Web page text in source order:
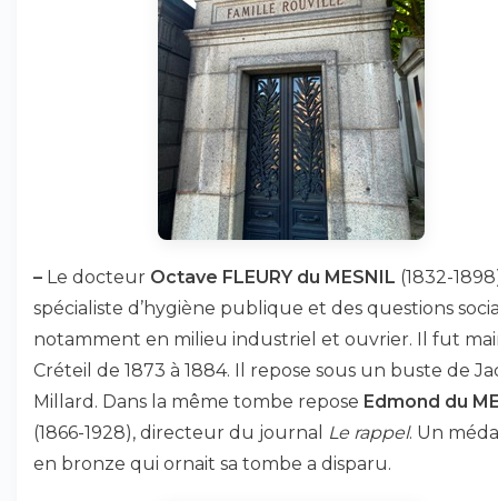
– Le docteur Octave FLEURY du MESNIL (1832-
spécialiste d’hygiène publique et des questions
notamment en milieu industriel et ouvrier. Il fut
Créteil de 1873 à 1884. Il repose sous un buste de
Millard. Dans la même tombe repose Edmond du
(1866-1928), directeur du journal
Le rappel. Un
en bronze qui ornait sa tombe a disparu.